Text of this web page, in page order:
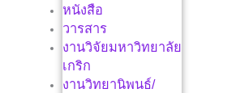
หนังสือ
วารสาร
งานวิจัยมหาวิทยาลัย
เกริก
งานวิทยานิพนธ์/